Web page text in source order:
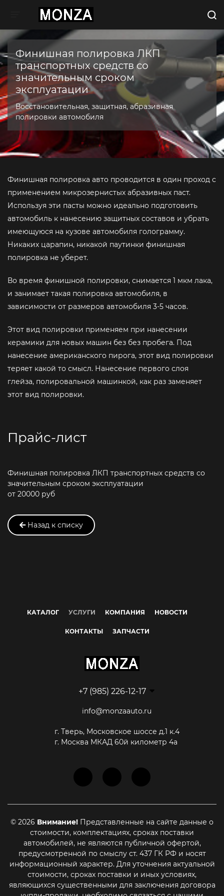
Toggle navigation
Финишная полировка ЛКП
транспортных средств со
значительным сроком
эксплуатации
Восстановительная, защитная, абразивная
полировки автомобиля
Финишная полировка авто проводится в один проход с
применением микрозернистых абразивных паст.
Используя эти пасты можно идеально подготовить
автомобиль к нанесению защитных составов и убрать
имеющуюся на кузове автомобиля голограмму.
Никаких царапин, никакой паутинки финишная
полировка не уберет.
Во время финишной полировки, снимается 1 мкм лака,
и занимает такая полировка автомобиля, в
зависимости от размеров автомобиля 3-5 часов.
Этот вид полировки применяем при нанесении
керамики для новых машин без без пробега. Под
нанесение американского пирога, этот вид полировки
теряет какой то смысл. Нанесение первого слоя
глейза, полировальной машинкой, как раз заменяет
этот вид полировки.
Прайс-лист
Финишная полировка ЛКП транспортных средств со
значительным сроком эксплуатации
от 20000 руб
Назад к списку
КАТАЛОГ УСЛУГИ КОМПАНИЯ НОВОСТИ
КОНТАКТЫ ЗАПЧАСТИ
+7 (985) 226-12-17
info@monzaauto.ru
г. Тверь, Московское шоссе д.1 к.4
г. Москва МКАД 60й километр 4а
© 2026 Внимание! Представленные на сайте данные о
стоимости, комплектациях, сроках поставки
автомобилей, не являются публичной офертой,
предусмотренной по смыслу ст. 437 ГК РФ и носят
информационный характер. Для уточнения актуальной
стоимости, сроках поставки и иных условиях,
являющихся существенными для заключения договора